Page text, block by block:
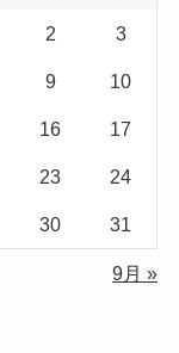
2 3
9 10
16 17
23 24
30 31
9月 »